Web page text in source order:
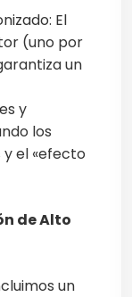
El
(uno por
un
y
los
el «efecto
de Alto
un